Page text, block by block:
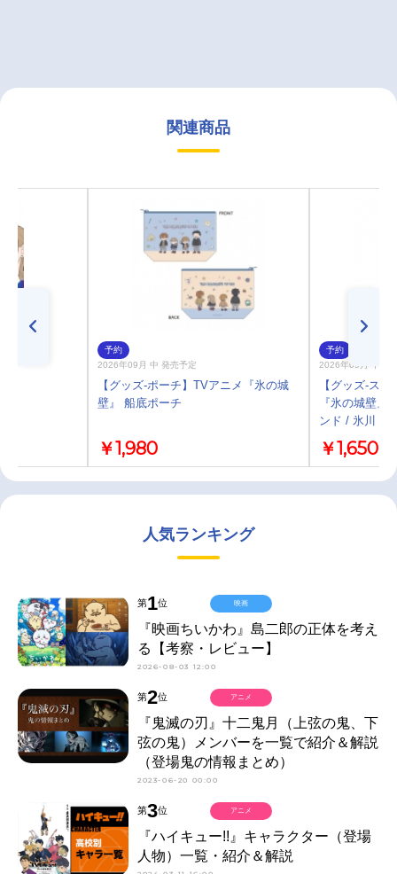
関連商品
予約
2026年09月 中 発売予定
【グッズ-ポーチ】TVアニメ『氷の城
壁』 船底ポーチ
￥1,980
予約
2026年09月 中 発
【グッズ-ス
『氷の城壁』
ンド / 氷川 小
￥1,650
人気ランキング
第1位
『映画ちいかわ』島二郎の正体を考え
る【考察・レビュー】
2026-08-03 12:00
映画
第2位
『鬼滅の刃』十二鬼月（上弦の鬼、下
弦の鬼）メンバーを一覧で紹介＆解説
（登場鬼の情報まとめ）
2023-06-20 00:00
アニメ
第3位
『ハイキュー!!』キャラクター（登場
人物）一覧・紹介＆解説
アニメ